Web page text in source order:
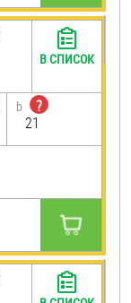
b
?
21
В СПИСОК